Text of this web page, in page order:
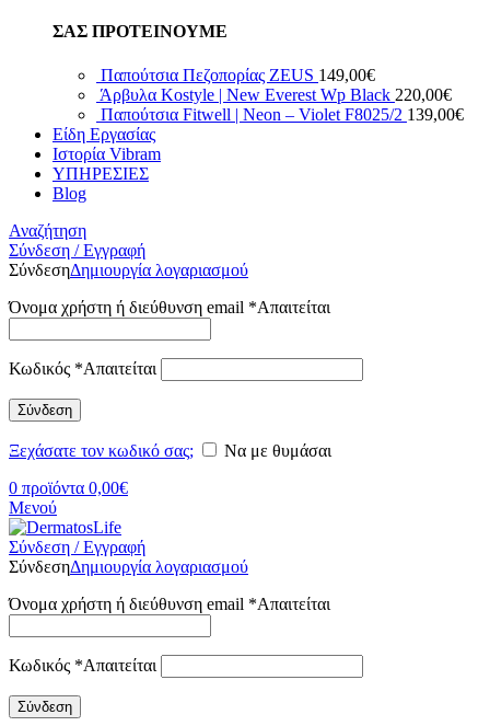
ΣΑΣ ΠΡΟΤΕΙΝΟΥΜΕ
Παπούτσια Πεζοπορίας ZEUS 149,00€
Άρβυλα Kostyle | New Everest Wp Black 220,00€
Παπούτσια Fitwell | Neon – Violet F8025/2 139,00€
Είδη Εργασίας
Ιστορία Vibram
ΥΠΗΡΕΣΙΕΣ
Blog
Αναζήτηση
Σύνδεση / Εγγραφή
ΣύνδεσηΔημιουργία λογαριασμού
Όνομα χρήστη ή διεύθυνση email *Απαιτείται
Κωδικός *Απαιτείται
Σύνδεση
Ξεχάσατε τον κωδικό σας;
Να με θυμάσαι
0 προϊόντα 0,00€
Μενού
Σύνδεση / Εγγραφή
ΣύνδεσηΔημιουργία λογαριασμού
Όνομα χρήστη ή διεύθυνση email *Απαιτείται
Κωδικός *Απαιτείται
Σύνδεση